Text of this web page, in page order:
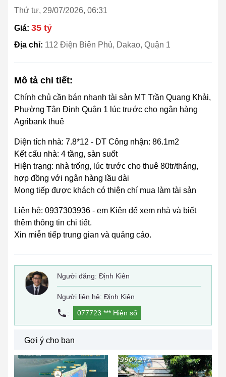
Thứ tư, 29/07/2026, 06:31
Giá: 35 tỷ
Địa chỉ: 112 Điện Biên Phủ, Dakao, Quận 1
Mô tả chi tiết:
Chính chủ cần bán nhanh tài sản MT Trần Quang Khải,
Phường Tân Định Quận 1 lúc trước cho ngân hàng
Agribank thuê
Diện tích nhà: 7.8*12 - DT Công nhận: 86.1m2
Kết cấu nhà: 4 tầng, sàn suốt
Hiện trạng: nhà trống, lúc trước cho thuê 80tr/tháng,
hợp đồng với ngân hàng lầu dài
Mong tiếp được khách có thiện chí mua làm tài sản
Liên hệ: 0937303936 - em Kiên để xem nhà và biết
thêm thông tin chi tiết.
Xin miễn tiếp trung gian và quảng cáo.
Người đăng: Định Kiên
Người liên hệ: Định Kiên
:
077723 *** Hiện số
Gợi ý cho bạn